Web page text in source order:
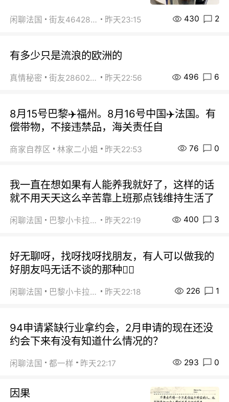
闲聊法国 街友46428878 昨天23:15 430 2
有多少只是流浪的欧洲的
真情秘密 街友28602925 昨天22:56 496 6
8月15号巴黎✈️福州。8月16号中国✈️法国。有
偿带物，不接违禁品，海关责任自
商家自荐区 林家二小姐 昨天22:53 76 0
我一直在想如果有人能养我就好了，这样的话
就不用天天这么辛苦靠上班那点钱维持生活了
闲聊法国 巴黎小卡拉咪 昨天22:19 400 3
好无聊呀，找呀找呀找朋友，有人可以做我的
好朋友吗无话不谈的那种😮‍💨
闲聊法国 巴黎小卡拉咪 昨天22:18 226 1
94申请紧缺行业拿约会，2月申请的现在还没
约会下来有没有知道什么情况的？
闲聊法国 都一样 昨天22:17 293 0
因果